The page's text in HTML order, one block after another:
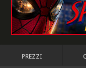
PREZZI